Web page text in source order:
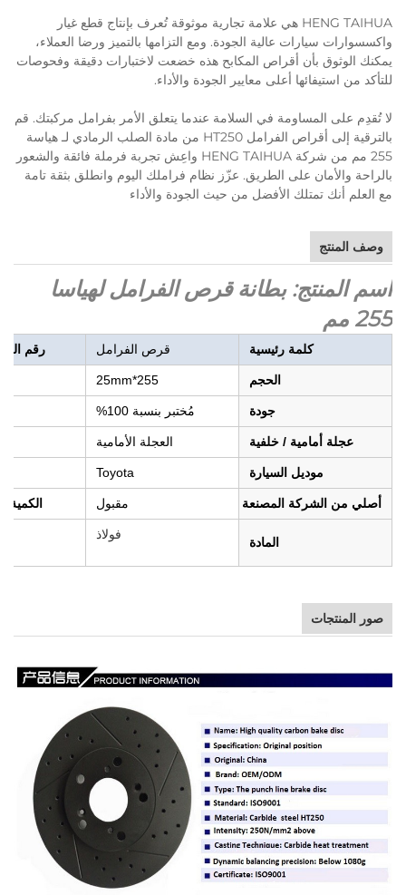
HENG TAIHUA هي علامة تجارية موثوقة تُعرف بإنتاج قطع غيار
واكسسوارات سيارات عالية الجودة. ومع التزامها بالتميز ورضا العملاء،
يمكنك الوثوق بأن أقراص المكابح هذه خضعت لاختبارات دقيقة وفحوصات
للتأكد من استيفائها أعلى معايير الجودة والأداء.
لا تُقدِم على المساومة في السلامة عندما يتعلق الأمر بفرامل مركبتك. قم
بالترقية إلى أقراص الفرامل HT250 من مادة الصلب الرمادي لـ هياسة
255 مم من شركة HENG TAIHUA واعِش تجربة فرملة فائقة والشعور
بالراحة والأمان على الطريق. عزّز نظام فراملك اليوم وانطلق بثقة تامة
مع العلم أنك تمتلك الأفضل من حيث الجودة والأداء
وصف المنتج
اسم المنتج: بطانة قرص الفرامل لهياسا
255 مم
كلمة رئيسية قرص الفرامل رقم
الحجم 255*25mm
جودة مُختبر بنسبة 100%
عجلة أمامية / خلفية العجلة الأمامية
موديل السيارة Toyota
أصلي من الشركة المصنعة (OEM) مقبول الكمية
المادة
فولاذ
صور المنتجات